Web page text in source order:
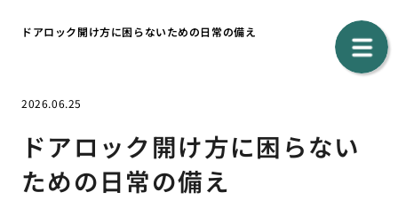
ドアロック開け方に困らないための日常の備え
2026.06.25
ドアロック開け方に困らない
ための日常の備え